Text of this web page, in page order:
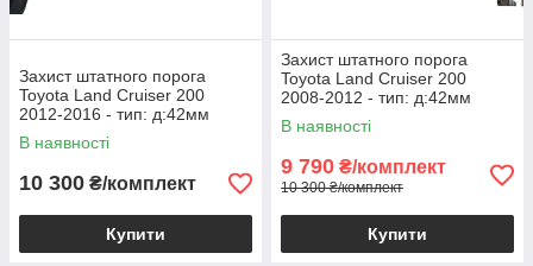
Захист штатного порога
Toyota Land Cruiser 200
2012-2016 - тип: д:42мм
окантовка
В наявності
10 300 ₴/комплект
Купити
Захист штатного порога
Toyota Land Cruiser 200
2008-2012 - тип: д:42мм
окантовка
В наявності
9 790 ₴/комплект
10 300 ₴/комплект
Купити